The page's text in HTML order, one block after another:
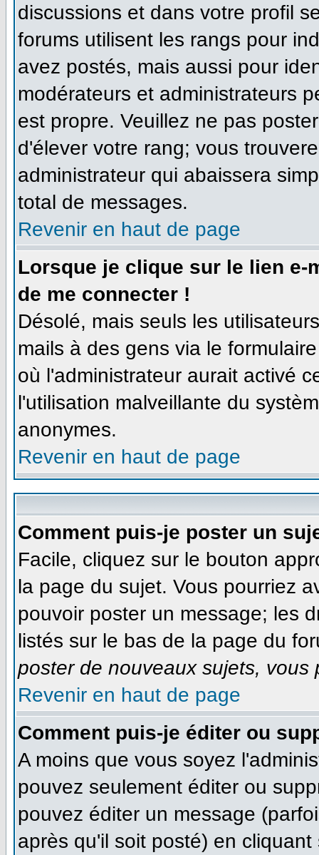
discussions et dans votre profil
forums utilisent les rangs pour
avez postés, mais aussi pour
modérateurs et administrateurs
est propre. Veuillez ne pas
d'élever votre rang; vous
administrateur qui abaissera
total de messages.
Revenir en haut de page
Lorsque je clique sur le lien e-
de me connecter !
Désolé, mais seuls les
mails à des gens via le
où l'administrateur aurait activé
l'utilisation malveillante du
anonymes.
Revenir en haut de page
Comment puis-je poster un
Facile, cliquez sur le bouton
la page du sujet. Vous pourriez
pouvoir poster un message; les
listés sur le bas de la page du
poster de nouveaux sujets, vous
Revenir en haut de page
Comment puis-je éditer ou
A moins que vous soyez
pouvez seulement éditer ou
pouvez éditer un message
après qu'il soit posté) en